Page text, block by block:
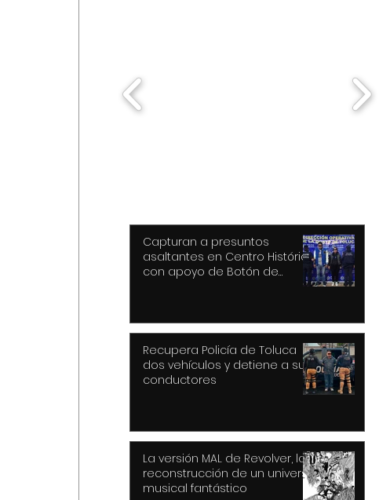
Capturan a presuntos
asaltantes en Centro Histórico
con apoyo de Botón de
Recupera Policía de Toluca
dos vehículos y detiene a sus
conductores
La versión MAL de Revolver, la
reconstrucción de un universo
musical fantástico